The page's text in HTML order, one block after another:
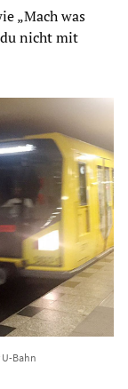
„Mach was
nicht mit
Bahn